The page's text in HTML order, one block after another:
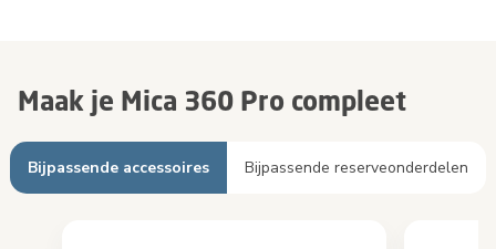
Maak je Mica 360 Pro compleet
Bijpassende accessoires Bijpassende reserveonderdelen